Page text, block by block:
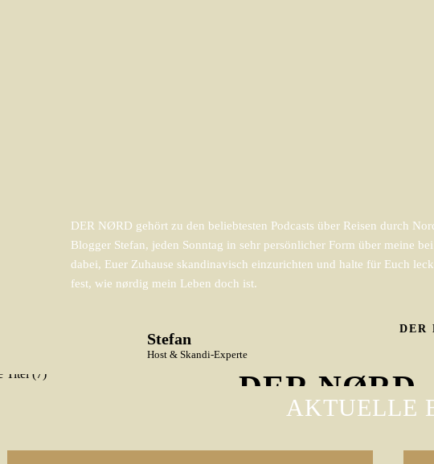
DER
DER NØRD
DER NØRD gehört zu den beliebtesten Podcasts über Reisen durch
Blogger Stefan, jeden Sonntag in sehr persönlicher Form über meine
dabei, Euer Zuhause skandinavisch einzurichten und halte für Euch
fest, wie nørdig mein Leben doch ist.
Stefan
Host & Skandi-Experte
AKTUELLE